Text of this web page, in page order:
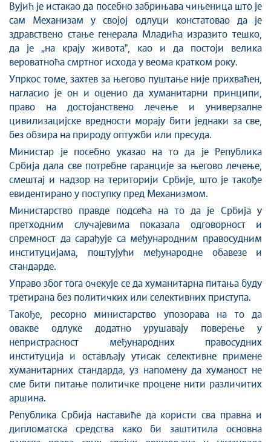
COVID-19 - архива
Вујић је истакао да посебно забрињава чињеница што је
сам Механизам у својој одлуци констатовао да је
здравствено стање генерала Младића изразито тешко,
да је „на крају животаˮ, као и да постоји велика
вероватноћа смртног исхода у веома кратком року.
Упркос томе, захтев за његово пуштање није прихваћен,
нагласио је он и оценио да хуманитарни принципи,
право на достојанствено лечење и универзалне
цивилизацијске вредности морају бити једнаки за све,
без обзира на природу оптужби или пресуда.
Министaр је посебно указао на то да је Република
Србија дала све потребне гаранције за његово лечење,
смештај и надзор на територији Србије, што је такође
евидентирано у поступку пред Механизмом.
Министарство правде подсећа на то да је Србија у
претходним случајевима показала одговорност и
спремност да сарађује са међународним правосудним
институцијама, поштујући међународне обавезе и
стандарде.
Управо због тога очекује се да хуманитарна питања буду
третирана без политичких или селективних приступа.
Такође, ресорно министарство упозорава на то да
овакве одлуке додатно урушавају поверење у
непристрасност међународних правосудних
институција и остављају утисак селективне примене
хуманитарних стандарда, уз напомену да хуманост не
сме бити питање политичке процене нити различитих
аршина.
Република Србија наставиће да користи сва правна и
дипломатска средства како би заштитила основна